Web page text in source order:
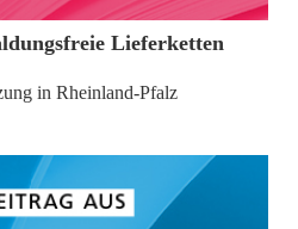
Lieferketten
in Rheinland-Pfalz